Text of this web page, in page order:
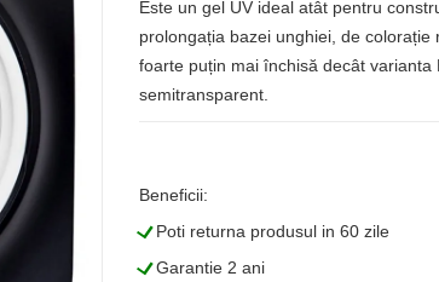
Este un gel UV ideal atât pentru
prolongația bazei unghiei, de colorație
foarte puțin mai închisă decât varianta
semitransparent.
Beneficii:
LPoti returna produsul in 60 zile
LGarantie 2 ani